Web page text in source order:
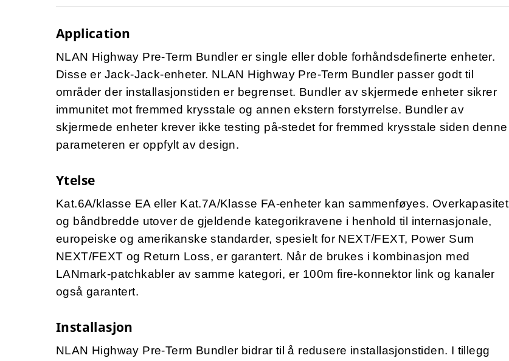
Application
NLAN Highway Pre-Term Bundler er single eller doble forhåndsdefinerte enheter.
Disse er Jack-Jack-enheter. NLAN Highway Pre-Term Bundler passer godt til
områder der installasjonstiden er begrenset. Bundler av skjermede enheter sikrer
immunitet mot fremmed krysstale og annen ekstern forstyrrelse. Bundler av
skjermede enheter krever ikke testing på-stedet for fremmed krysstale siden denne
parameteren er oppfylt av design.
Ytelse
Kat.6A/klasse EA eller Kat.7A/Klasse FA-enheter kan sammenføyes. Overkapasitet
og båndbredde utover de gjeldende kategorikravene i henhold til internasjonale,
europeiske og amerikanske standarder, spesielt for NEXT/FEXT, Power Sum
NEXT/FEXT og Return Loss, er garantert. Når de brukes i kombinasjon med
LANmark-patchkabler av samme kategori, er 100m fire-konnektor link og kanaler
også garantert.
Installasjon
NLAN Highway Pre-Term Bundler bidrar til å redusere installasjonstiden. I tillegg